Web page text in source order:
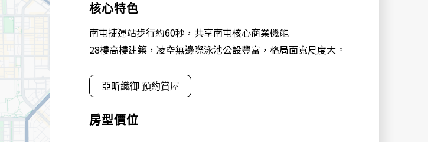
核心特色
南屯捷運站步行約60秒，共享南屯核心商業機能
28樓高樓建築，凌空無邊際泳池公設豐富，格局面寬尺度大。
亞昕織御 預約賞屋
房型價位